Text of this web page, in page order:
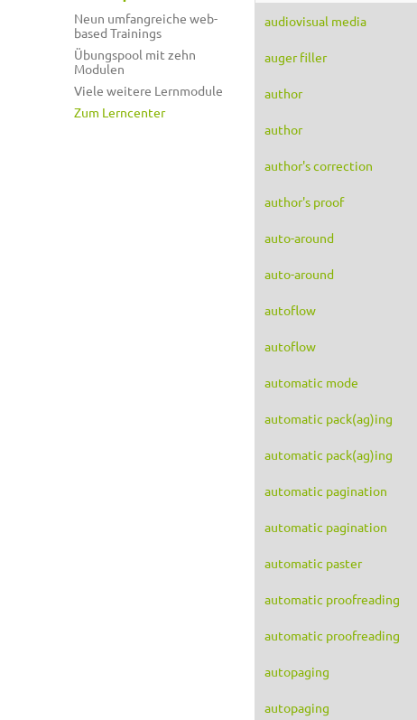
Neun umfangreiche web-
based Trainings
Übungspool mit zehn
Modulen
Viele weitere Lernmodule
Zum Lerncenter
audiovisual media
auger filler
author
author
author's correction
author's proof
auto-around
auto-around
autoflow
autoflow
automatic mode
automatic pack(ag)ing
automatic pack(ag)ing
automatic pagination
automatic pagination
automatic paster
automatic proofreading
automatic proofreading
autopaging
autopaging